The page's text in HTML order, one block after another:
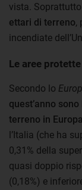
vista. Soprattutto
ettari di terreno,
incendiate
Le aree
Secondo lo
quest’anno
terreno in Europa
l’Italia (che ha
0,31% della
quasi doppio
(0,18%) e